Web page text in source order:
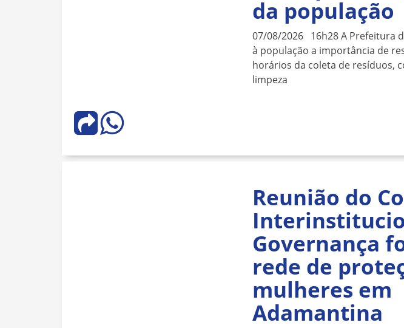
da população
07/08/2026 16h28 A Prefeitura
à população a importância de
horários da coleta de resíduos,
limpeza
Reunião do
Governança
rede de
mulheres em
Adamantina